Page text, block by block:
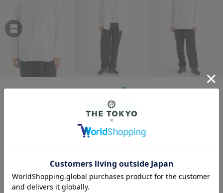
ATON
SUVIN BROAD STANDARD SHIRT
￥36,300
330ポイント付与
カラー